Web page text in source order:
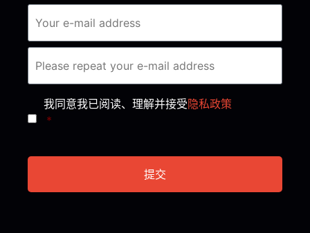
Consent *
我同意我已阅读、理解并接受隐私政策
*